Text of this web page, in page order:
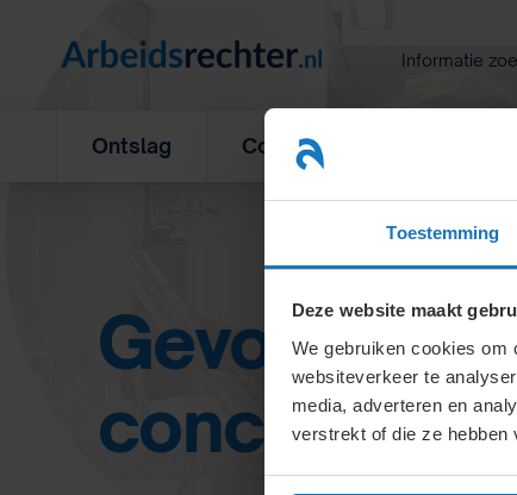
Toestemming
Deze website maakt
We gebruiken cookies om
websiteverkeer te
media, adverteren en
verstrekt of die ze hebben
Informatie
Ontslag Concurrentiebeding
Gevolgen